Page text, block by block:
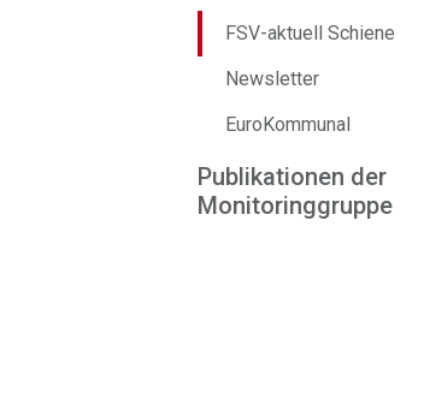
FSV-aktuell Schiene
Newsletter
EuroKommunal
Publikationen der
Monitoringgruppe